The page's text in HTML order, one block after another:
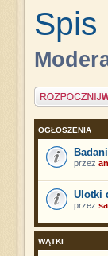
Spis
Napisz wątek
OGŁOSZENIA
przez
Ulotki
przez
WĄTKI